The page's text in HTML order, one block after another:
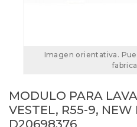
Imagen orientativa.
MODULO PARA
VESTEL, R55-9, NEW